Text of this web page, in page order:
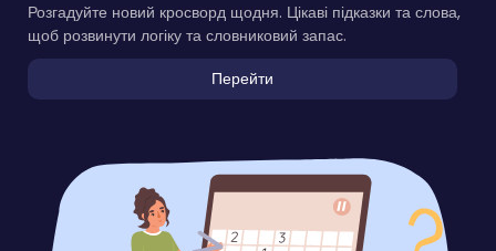
Розгадуйте новий кросворд щодня. Цікаві підказки та слова,
щоб розвинути логіку та словниковий запас.
Перейти